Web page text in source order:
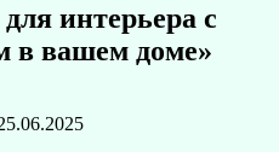
интерьера с
в вашем доме»